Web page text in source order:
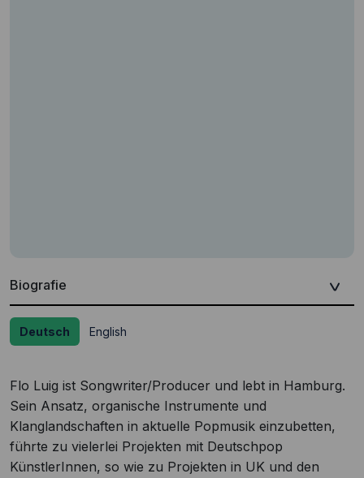
Biografie
Deutsch English
Flo Luig ist Songwriter/Producer und lebt in Hamburg.
Sein Ansatz, organische Instrumente und
Klanglandschaften in aktuelle Popmusik einzubetten,
führte zu vielerlei Projekten mit Deutschpop
KünstlerInnen, so wie zu Projekten in UK und den